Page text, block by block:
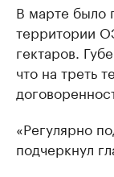
В марте было
территории
гектаров.
что на треть
«Регулярно
подчеркнул